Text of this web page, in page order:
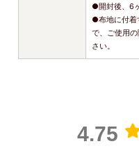
●開封後、6
●布地に付着
で、ご使用
さい。
4.75